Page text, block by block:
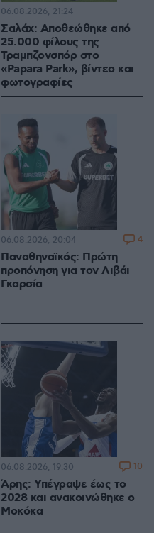
Σαλάχ: Αποθεώθηκε από
25.000 φίλους της
Τραμπζονσπόρ στο
«Papara Park», βίντεο και
φωτογραφίες
06.08.2026, 21:24
Παναθηναϊκός: Πρώτη
προπόνηση για τον Λιβάι
Γκαρσία
06.08.2026, 20:04 4
Άρης: Υπέγραψε έως το
2028 και ανακοινώθηκε ο
Μοκόκα
06.08.2026, 19:30 10